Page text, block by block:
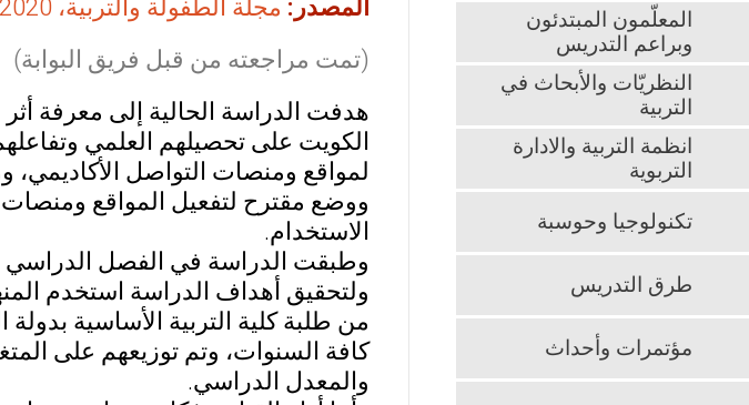
p
p
o
k
المصدر: مجلة الطفولة والتربية، 2020، 12(41)، 381-432
(تمت مراجعته من قبل فريق البوابة)
هدفت الدراسة الحالية إلى معرفة أثر
الكويت على تحصيلهم العلمي
لمواقع ومنصات التواصل
ووضع مقترح لتفعيل المواقع
الاستخدام.
وطبقت الدراسة في الفصل الدراسي الأول من
ولتحقيق أهداف الدراسة استخدم
كافة السنوات، وتم توزيعهم على
والمعدل الدراسي.
المعلّمون المبتدئون
وبراعم التدريس
النظريّات والأبحاث في
التربية
انظمة التربية والادارة
التربوية
تكنولوجيا وحوسبة
طرق التدريس
مؤتمرات وأحداث